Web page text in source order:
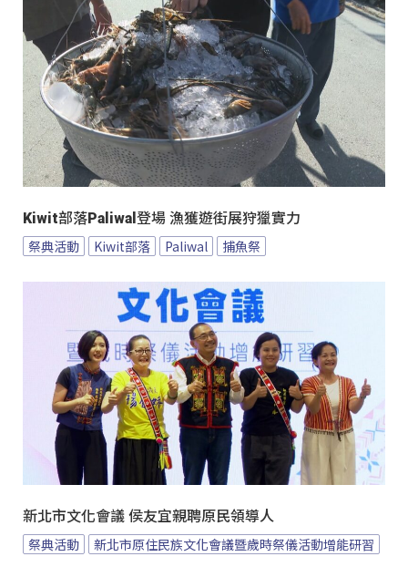
Kiwit部落Paliwal登場 漁獲遊街展狩獵實力
祭典活動 Kiwit部落 Paliwal 捕魚祭
新北市文化會議 侯友宜親聘原民領導人
祭典活動 新北市原住民族文化會議暨歲時祭儀活動增能研習